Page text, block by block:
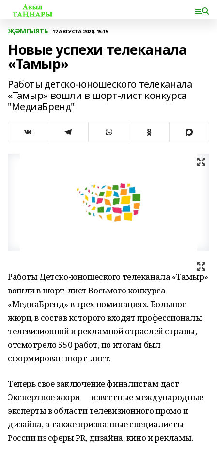
ҖӘМГЫЯТЬ 17 АВГУСТА 2020, 15:15
Новые успехи телеканала
«Тамыр»
Работы детско-юношеского телеканала
«Тамыр» вошли в шорт-лист конкурса
"МедиаБренд"
Работы Детско-юношеского телеканала «Тамыр»
вошли в шорт-лист Восьмого конкурса
«МедиаБренд» в трех номинациях. Большое
жюри, в состав которого входят профессионалы
телевизионной и рекламной отраслей страны,
отсмотрело 550 работ, по итогам был
сформирован шорт-лист.
Теперь свое заключение финалистам даст
Экспертное жюри — известные международные
эксперты в области телевизионного промо и
дизайна, а также признанные специалисты
России из сферы PR, дизайна, кино и рекламы.